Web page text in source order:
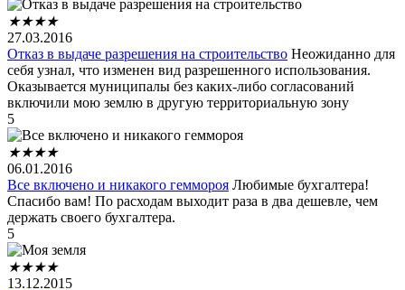
★★★★
27.03.2016
Отказ в выдаче разрешения на строительство Неожиданно для
себя узнал, что изменен вид разрешенного использования.
Оказывается муниципалы без каких-либо согласований
включили мою землю в другую территориальную зону
5
★★★★
06.01.2016
Все включено и никакого геммороя Любимые бухгалтера!
Спасибо вам! По расходам выходит раза в два дешевле, чем
держать своего бухгалтера.
5
★★★★
13.12.2015